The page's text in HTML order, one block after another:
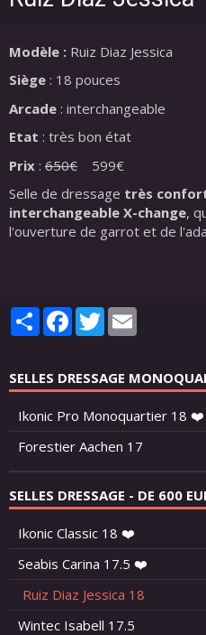
Modèle : Ruiz Diaz Jessica
Siège : 18 pouces
Arcade : interchangeable
Etat : très bon état
Prix : 650€ 599€
Selle de dressage très
interchangeable X-change,
l'ouverture de garrot et de
PartagerFacebook
Twitter
SELLES DRESSAGE
Ikonic Pro Monoquartier 18 ❤️
Forestier Aachen 17
SELLES DRESSAGE - DE 600
Ikonic Classic 18 ❤️
Seabis Carina 17.5 ❤️
Ruiz Diaz Jessica 18
Wintec Isabell 17.5